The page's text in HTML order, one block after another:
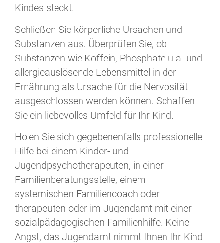
Kindes steckt.
Schließen Sie körperliche Ursachen und
Substanzen aus. Überprüfen Sie, ob
Substanzen wie Koffein, Phosphate u.a. und
allergieauslösende Lebensmittel in der
Ernährung als Ursache für die Nervosität
ausgeschlossen werden können. Schaffen
Sie ein liebevolles Umfeld für Ihr Kind.
Holen Sie sich gegebenenfalls professionelle
Hilfe bei einem Kinder- und
Jugendpsychotherapeuten, in einer
Familienberatungsstelle, einem
systemischen Familiencoach oder -
therapeuten oder im Jugendamt mit einer
sozialpädagogischen Familienhilfe. Keine
Angst, das Jugendamt nimmt Ihnen Ihr Kind